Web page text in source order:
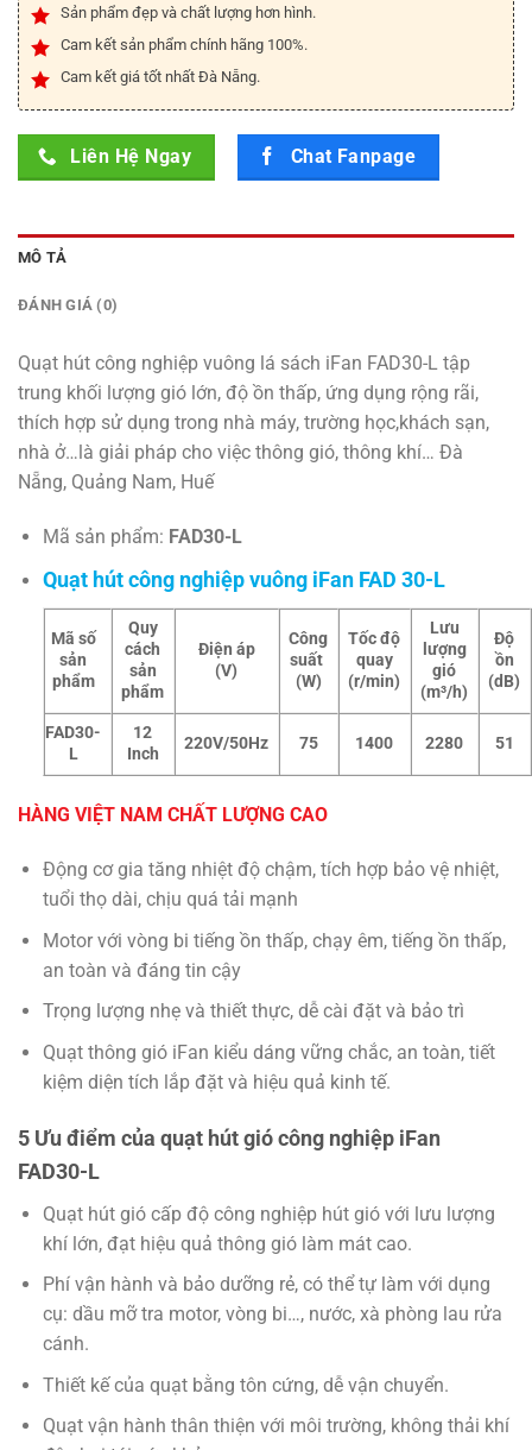
Sản phẩm đẹp và chất lượng hơn hình.
Cam kết sản phẩm chính hãng 100%.
Cam kết giá tốt nhất Đà Nẵng.
Liên Hệ Ngay Chat Fanpage
MÔ TẢ
ĐÁNH GIÁ (0)
Quạt hút công nghiệp vuông lá sách iFan FAD30-L tập
trung khối lượng gió lớn, độ ồn thấp, ứng dụng rộng rãi,
thích hợp sử dụng trong nhà máy, trường học,khách sạn,
nhà ở…là giải pháp cho việc thông gió, thông khí… Đà
Nẵng, Quảng Nam, Huế
Mã sản phẩm: FAD30-L
Quạt hút công nghiệp vuông iFan FAD 30-L
Mã số
sản
phẩm
Quy
cách
sản
phẩm
Điện áp
(V)
Công
suất
(W)
Tốc độ
quay
(r/min)
Lưu
lượng
gió
(m³/h)
Độ
ồn
(dB)
FAD30-
L
12
Inch
220V/50Hz 75 1400 2280 51
HÀNG VIỆT NAM CHẤT LƯỢNG CAO
Động cơ gia tăng nhiệt độ chậm, tích hợp bảo vệ nhiệt,
tuổi thọ dài, chịu quá tải mạnh
Motor với vòng bi tiếng ồn thấp, chạy êm, tiếng ồn thấp,
an toàn và đáng tin cậy
Trọng lượng nhẹ và thiết thực, dễ cài đặt và bảo trì
Quạt thông gió iFan kiểu dáng vững chắc, an toàn, tiết
kiệm diện tích lắp đặt và hiệu quả kinh tế.
5 Ưu điểm của quạt hút gió công nghiệp iFan
FAD30-L
Quạt hút gió cấp độ công nghiệp hút gió với lưu lượng
khí lớn, đạt hiệu quả thông gió làm mát cao.
Phí vận hành và bảo dưỡng rẻ, có thể tự làm với dụng
cụ: dầu mỡ tra motor, vòng bi…, nước, xà phòng lau rửa
cánh.
Thiết kế của quạt bằng tôn cứng, dễ vận chuyển.
Quạt vận hành thân thiện với môi trường, không thải khí